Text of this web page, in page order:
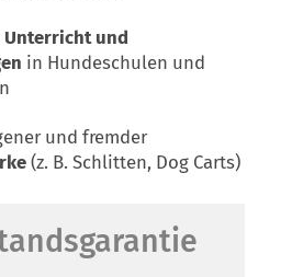
Unterricht und
in Hundeschulen und
und fremder
(z. B. Schlitten, Dog Carts)